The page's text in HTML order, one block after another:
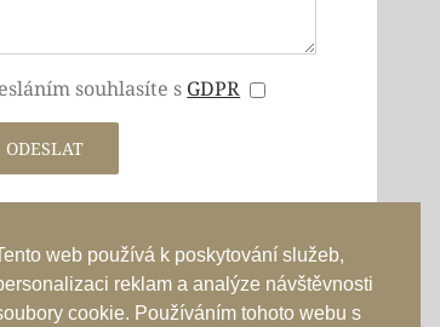
web používá k poskytování služeb,
reklam a analýze návštěvnosti
cookie. Používáním tohoto webu s
souhlasíte s GDPR